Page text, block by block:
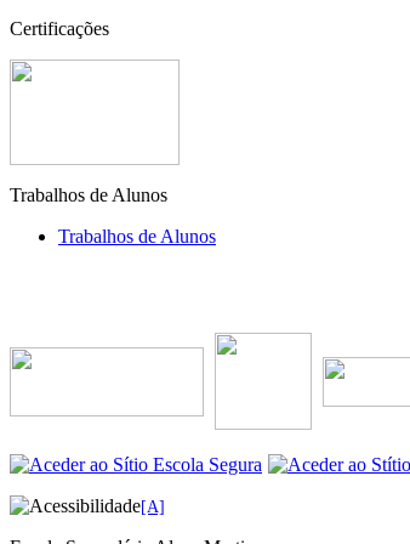
Certificações
Trabalhos de Alunos
Trabalhos de Alunos
[A]